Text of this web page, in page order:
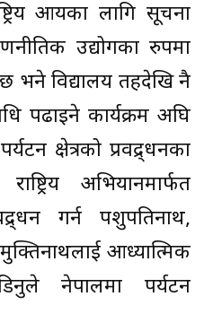
आयका लागि सूचना
रणनीतिक उद्योगका रुपमा
भने विद्यालय तहदेखि नै
पढाइने कार्यक्रम अघि
क्षेत्रको प्रवद्र्धनका
अभियानमार्फत
गर्न पशुपतिनाथ,
आध्यात्मिक
नेपालमा पर्यटन